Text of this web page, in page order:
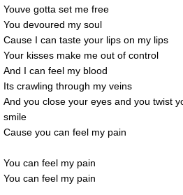
Youve gotta set me free
You devoured my soul
Cause I can taste your lips on my lips
Your kisses make me out of control
And I can feel my blood
Its crawling through my veins
And you close your eyes and you twist
smile
Cause you can feel my pain
You can feel my pain
You can feel my pain